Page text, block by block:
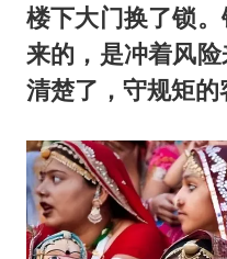
楼下大门换了锁
来的，是冲着风
清楚了，守规矩的